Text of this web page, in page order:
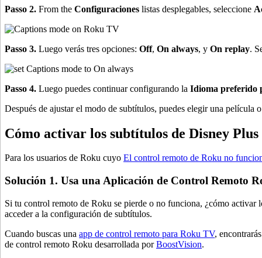
Passo 2. From the Configuraciones listas desplegables, seleccione
Passo 3. Luego verás tres opciones: Off, On always, y On replay.
Passo 4. Luego puedes continuar configurando la Idioma preferido
Después de ajustar el modo de subtítulos, puedes elegir una película
Cómo activar los subtítulos de Disney
Para los usuarios de Roku cuyo El control remoto de Roku no
Solución 1. Usa una Aplicación de Control Remoto
Si tu control remoto de Roku se pierde o no funciona, ¿cómo
acceder a la configuración de subtítulos.
Cuando buscas una app de control remoto para Roku TV,
de control remoto Roku desarrollada porBoostVision.